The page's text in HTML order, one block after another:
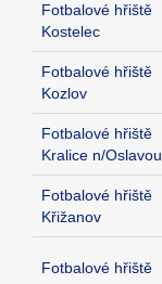
Fotbalové hřiště
Kostelec
Fotbalové hřiště
Kozlov
Fotbalové hřiště
Kralice n/Oslavou
Fotbalové hřiště
Křižanov
Fotbalové hřiště